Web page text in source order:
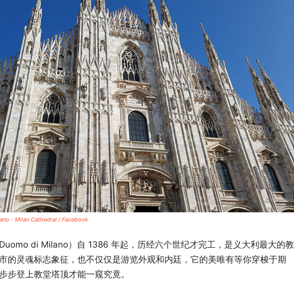
- Milan Cathedral / Facebook
di Milano）自 1386 年起，历经六个世纪才完工，是义大利最大的教
的灵魂标志象征，也不仅仅是游览外观和内廷，它的美唯有等你穿梭于期
步登上教堂塔顶才能一窥究竟。